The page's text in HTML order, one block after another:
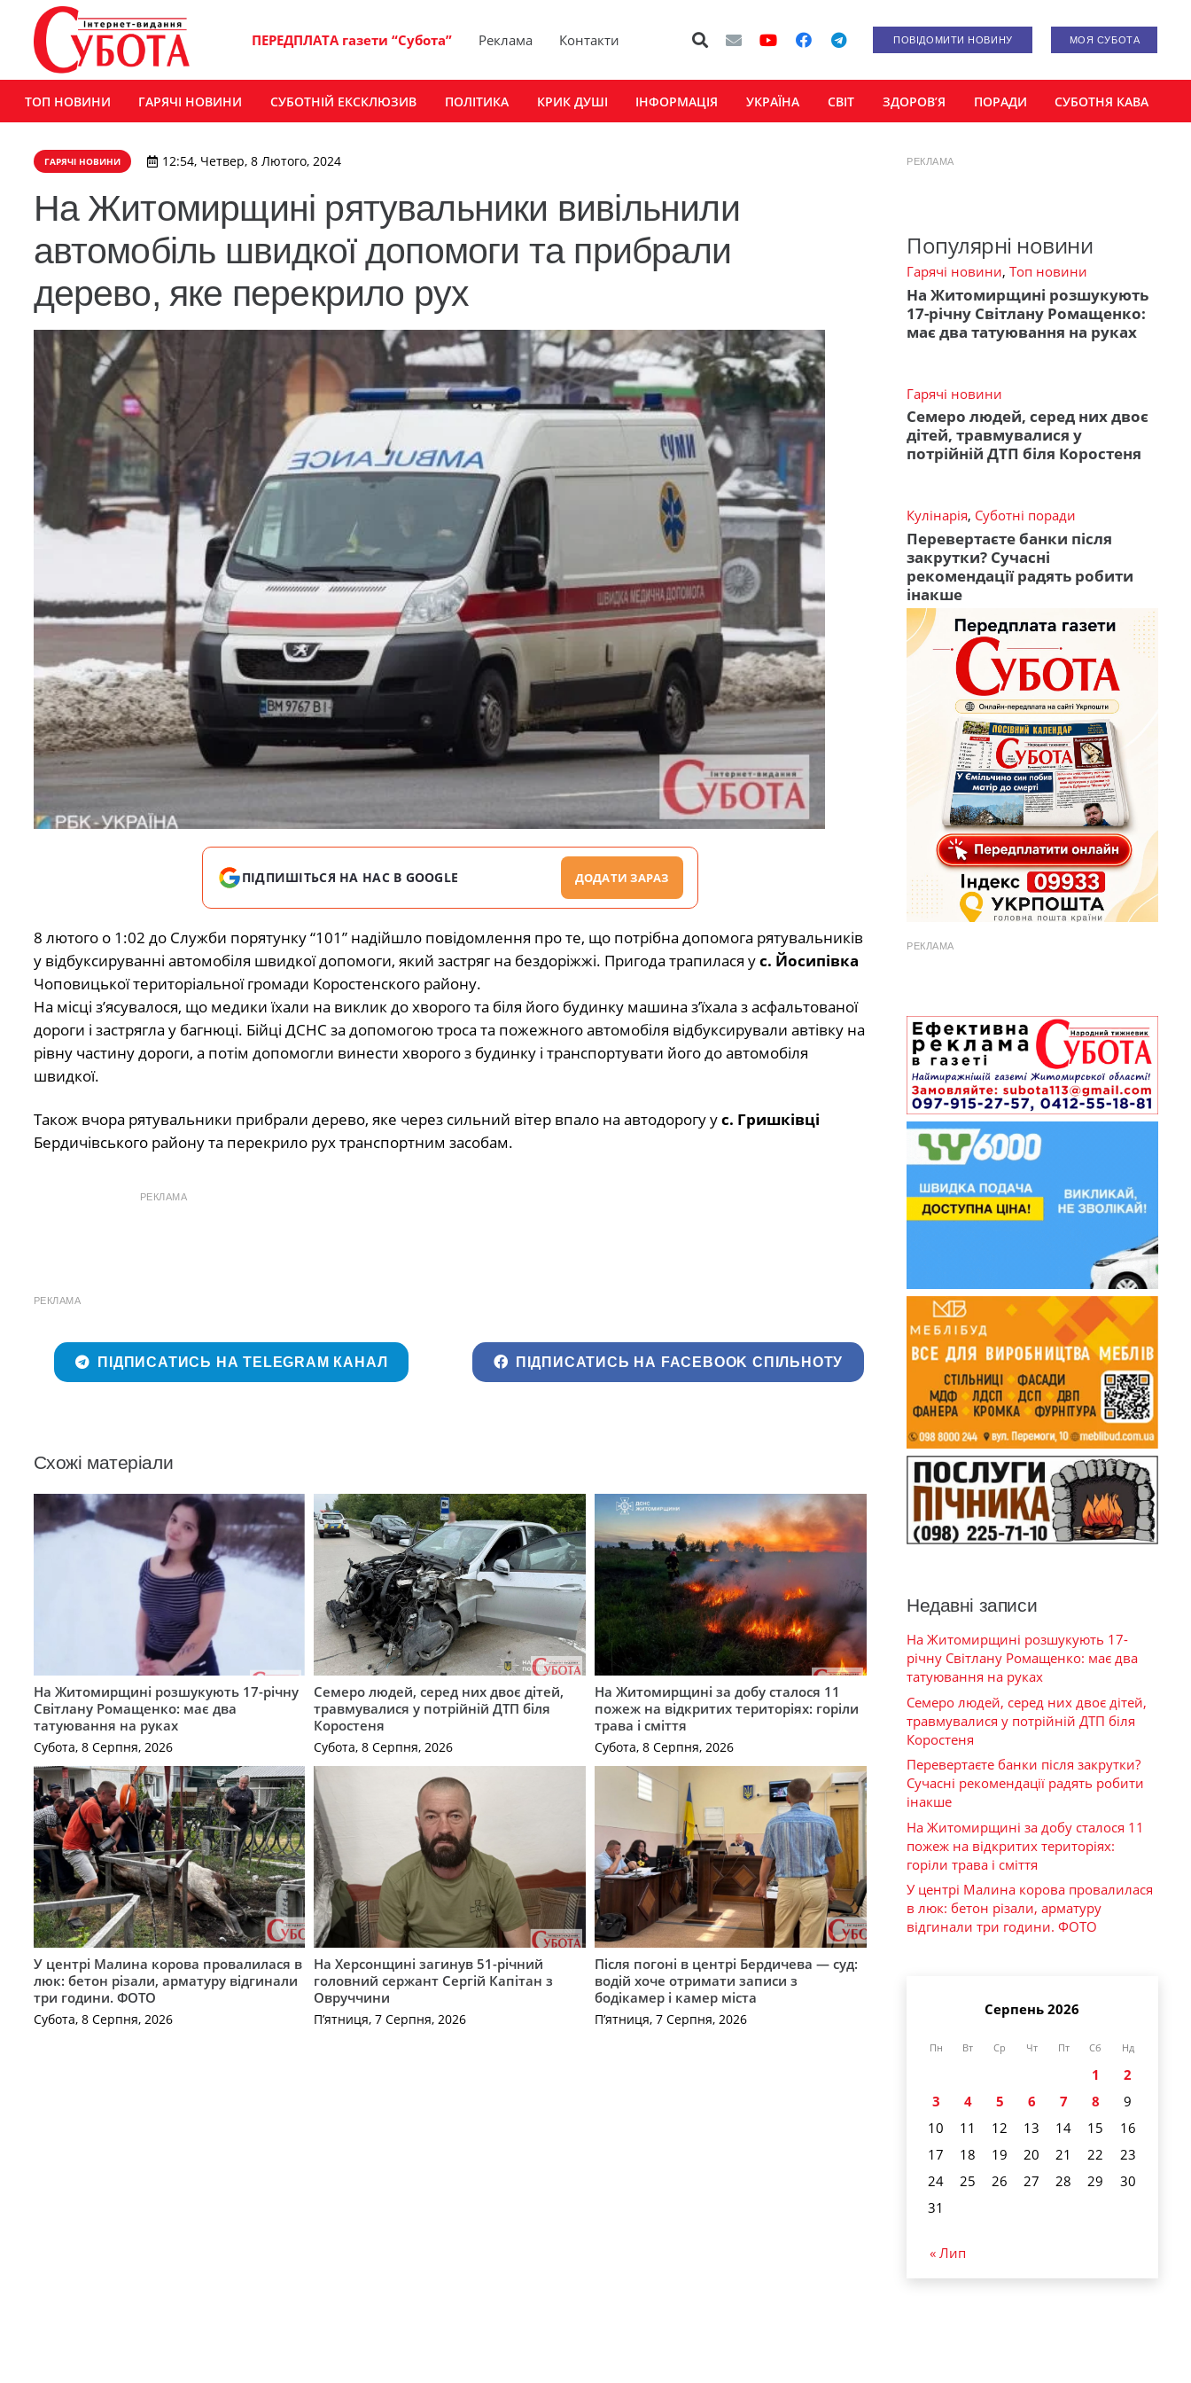
ПЕРЕДПЛАТА газети “Субота” Реклама Контакти ПОВІДОМИТИ НОВИНУ МОЯ СУБОТА
ТОП НОВИНИ ГАРЯЧІ НОВИНИ СУБОТНІЙ ЕКСКЛЮЗИВ ПОЛІТИКА КРИК ДУШІ ІНФОРМАЦІЯ УКРАЇНА СВІТ ЗДОРОВ’Я ПОРАДИ СУБОТНЯ КАВА
ГАРЯЧІ НОВИНИ 12:54, Четвер, 8 Лютого, 2024
На Житомирщині рятувальники вивільнили
автомобіль швидкої допомоги та прибрали
дерево, яке перекрило рух
ПІДПИШІТЬСЯ НА НАС В GOOGLE ДОДАТИ ЗАРАЗ
8 лютого о 1:02 до Служби порятунку “101” надійшло повідомлення про те, що потрібна допомога рятувальників
у відбуксируванні автомобіля швидкої допомоги, який застряг на бездоріжжі. Пригода трапилася ус. Йосипівка
Чоповицької територіальної громади Коростенского району.
На місці з’ясувалося, що медики їхали на виклик до хворого та біля його будинку машина з’їхала з асфальтованої
дороги і застрягла у багнюці. Бійці ДСНС за допомогою троса та пожежного автомобіля відбуксирували автівку на
рівну частину дороги, а потім допомогли винести хворого з будинку і транспортувати його до автомобіля
швидкої.
Також вчора рятувальники прибрали дерево, яке через сильний вітер впало на автодорогу ус. Гришківці
Бердичівського району та перекрило рух транспортним засобам.
РЕКЛАМА
РЕКЛАМА
ПІДПИСАТИСЬ НА TELEGRAM КАНАЛ ПІДПИСАТИСЬ НА FACEBOOK СПІЛЬНОТУ
Схожі матеріали
На Житомирщині розшукують 17-річну
Світлану Ромащенко: має два
татуювання на руках
Субота, 8 Серпня, 2026
Семеро людей, серед них двоє дітей,
травмувалися у потрійній ДТП біля
Коростеня
Субота, 8 Серпня, 2026
На Житомирщині за добу сталося 11
пожеж на відкритих територіях: горіли
трава і сміття
Субота, 8 Серпня, 2026
У центрі Малина корова провалилася в
люк: бетон різали, арматуру відгинали
три години. ФОТО
Субота, 8 Серпня, 2026
На Херсонщині загинув 51-річний
головний сержант Сергій Капітан з
Овруччини
П’ятниця, 7 Серпня, 2026
Після погоні в центрі Бердичева — суд:
водій хоче отримати записи з
бодікамер і камер міста
П’ятниця, 7 Серпня, 2026
РЕКЛАМА
Популярні новини
Гарячі новини, Топ новини
На Житомирщині розшукують
17-річну Світлану Ромащенко:
має два татуювання на руках
Гарячі новини
Семеро людей, серед них двоє
дітей, травмувалися у
потрійній ДТП біля Коростеня
Кулінарія, Суботні поради
Перевертаєте банки після
закрутки? Сучасні
рекомендації радять робити
інакше
РЕКЛАМА
Недавні записи
На Житомирщині розшукують 17-
річну Світлану Ромащенко: має два
татуювання на руках
Семеро людей, серед них двоє дітей,
травмувалися у потрійній ДТП біля
Коростеня
Перевертаєте банки після закрутки?
Сучасні рекомендації радять робити
інакше
На Житомирщині за добу сталося 11
пожеж на відкритих територіях:
горіли трава і сміття
У центрі Малина корова провалилася
в люк: бетон різали, арматуру
відгинали три години. ФОТО
Серпень 2026
Пн Вт Ср Чт Пт Сб Нд
1
2
3
4 5 6 7 8
9
10
11 12 13 14 15
16
17
18 19 20 21 22
23
24
25 26 27 28 29
30
31
« Лип